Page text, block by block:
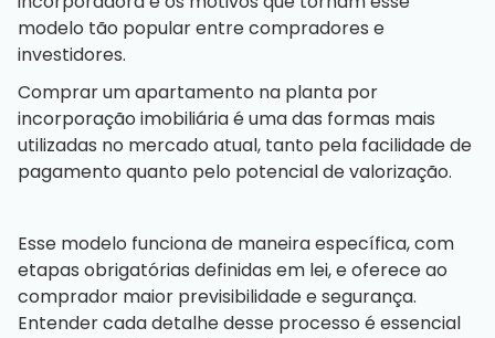
modelo tão popular entre compradores e
investidores.
Comprar um apartamento na planta por
incorporação imobiliária é uma das formas mais
utilizadas no mercado atual, tanto pela facilidade de
pagamento quanto pelo potencial de valorização.
Esse modelo funciona de maneira específica, com
etapas obrigatórias definidas em lei, e oferece ao
comprador maior previsibilidade e segurança.
Entender cada detalhe desse processo é essencial